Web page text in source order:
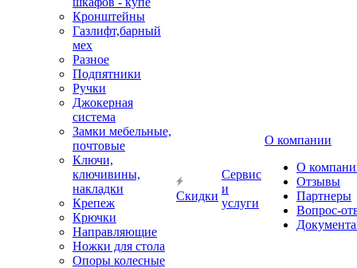
Кронштейны
Газлифт,барный
мех
Разное
Подпятники
Ручки
Джокерная
система
Замки мебельные,
почтовые
Ключи,
ключивины,
накладки
Крепеж
Крючки
Направляющие
Ножки для стола
Опоры колесные
Скидки
Сервис
и
услуги
О компании
О
Отзывы
Партнеры
Вопрос-